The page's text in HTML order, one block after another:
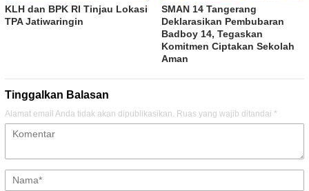
KLH dan BPK RI Tinjau Lokasi
TPA Jatiwaringin
SMAN 14 Tangerang
Deklarasikan Pembubaran
Badboy 14, Tegaskan
Komitmen Ciptakan Sekolah
Aman
Tinggalkan Balasan
Alamat email Anda tidak akan dipublikasikan. Ruas yang wajib ditandai *